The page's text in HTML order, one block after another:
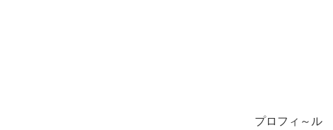
プロフィ～ル